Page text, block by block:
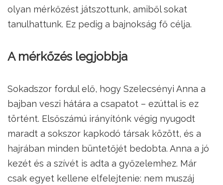
olyan mérkőzést játszottunk, amiből sokat
tanulhattunk. Ez pedig a bajnokság fő célja.
A mérkőzés legjobbja
Sokadszor fordul elő, hogy Szelecsényi Anna a
bajban veszi hátára a csapatot – ezúttal is ez
történt. Elsőszámú irányítónk végig nyugodt
maradt a sokszor kapkodó társak között, és a
hajrában minden büntetőjét bedobta. Anna a jó
kezét és a szívét is adta a győzelemhez. Már
csak egyet kellene elfelejtenie: nem muszáj